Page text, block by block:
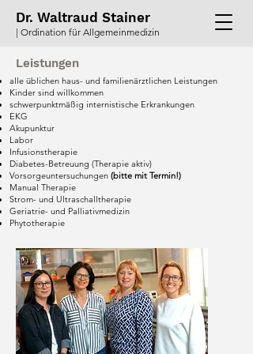
Dr. Waltraud Stainer
| Ordination für Allgemeinmedizin
Leistungen
alle üblichen haus- und familienärztlichen Leistungen
Kinder sind willkommen
schwerpunktmäßig internistische Erkrankungen
EKG
Akupunktur
Labor
Infusionstherapie
Diabetes-Betreuung (Therapie aktiv)
Vorsorgeuntersuchungen (bitte mit Termin!)
Manual Therapie
Strom- und Ultraschalltherapie
Geriatrie- und Palliativmedizin
Phytotherapie